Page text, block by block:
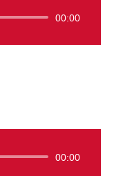
00:00
00:00